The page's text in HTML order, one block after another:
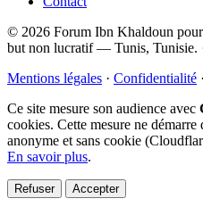
© 2026 Forum Ibn Khaldoun
but non lucratif — Tunis, Tunisie.
Mentions légales · Confidentialité ·
Ce site mesure son audience avec
cookies. Cette mesure ne
anonyme et sans cookie
En savoir plus.
Refuser Accepter